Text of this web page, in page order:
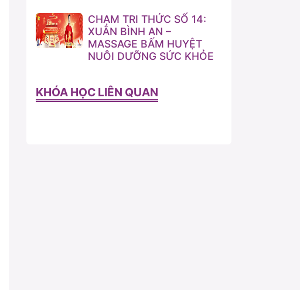
CHẠM TRI THỨC SỐ 14:
XUÂN BÌNH AN –
MASSAGE BẤM HUYỆT
NUÔI DƯỠNG SỨC KHỎE
KHÓA HỌC LIÊN QUAN